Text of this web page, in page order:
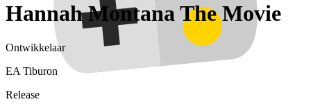
Hannah Montana The Movie
Ontwikkelaar
EA Tiburon
Release